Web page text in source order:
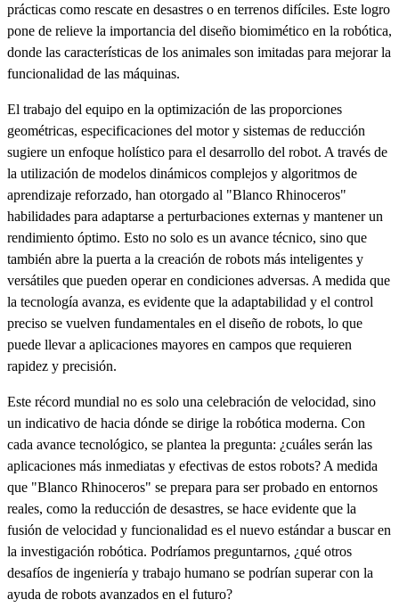
prácticas como rescate en desastres o en terrenos difíciles. Este logro
pone de relieve la importancia del diseño biomimético en la robótica,
donde las características de los animales son imitadas para mejorar la
funcionalidad de las máquinas.
El trabajo del equipo en la optimización de las proporciones
geométricas, especificaciones del motor y sistemas de reducción
sugiere un enfoque holístico para el desarrollo del robot. A través de
la utilización de modelos dinámicos complejos y algoritmos de
aprendizaje reforzado, han otorgado al "Blanco Rhinoceros"
habilidades para adaptarse a perturbaciones externas y mantener un
rendimiento óptimo. Esto no solo es un avance técnico, sino que
también abre la puerta a la creación de robots más inteligentes y
versátiles que pueden operar en condiciones adversas. A medida que
la tecnología avanza, es evidente que la adaptabilidad y el control
preciso se vuelven fundamentales en el diseño de robots, lo que
puede llevar a aplicaciones mayores en campos que requieren
rapidez y precisión.
Este récord mundial no es solo una celebración de velocidad, sino
un indicativo de hacia dónde se dirige la robótica moderna. Con
cada avance tecnológico, se plantea la pregunta: ¿cuáles serán las
aplicaciones más inmediatas y efectivas de estos robots? A medida
que "Blanco Rhinoceros" se prepara para ser probado en entornos
reales, como la reducción de desastres, se hace evidente que la
fusión de velocidad y funcionalidad es el nuevo estándar a buscar en
la investigación robótica. Podríamos preguntarnos, ¿qué otros
desafíos de ingeniería y trabajo humano se podrían superar con la
ayuda de robots avanzados en el futuro?